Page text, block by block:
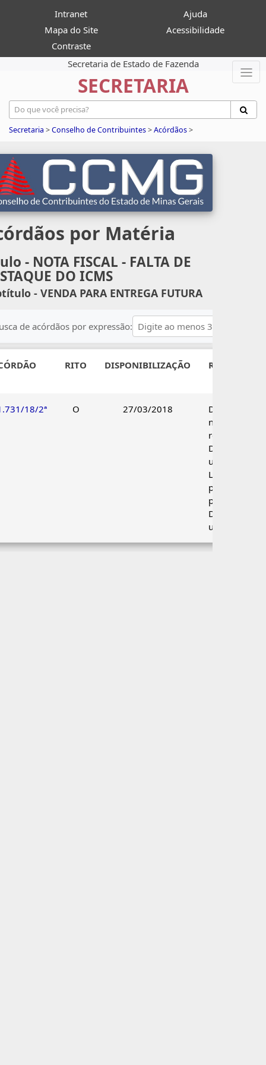
Intranet
Ajuda
Mapa do Site
Acessibilidade
Contraste
Secretaria de Estado de Fazenda
SECRETARIA
Secretaria >Conselho de Contribuintes>Acórdãos>
por Matéria
- NOTA FISCAL - FALTA DE
DO ICMS
- VENDA PARA ENTREGA FUTURA
de acórdãos por expressão:
RITO DISPONIBILIZAÇÃO RESULTADO
18/2ª O 27/03/2018
Decadência
não
reconhecida.
Decisão
unânime.
Lançamento
parcialmente
procedente.
Decisão
unânime.